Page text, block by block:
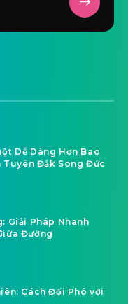
Dễ Dàng Hơn Bao
Tuyên Đắk Song Đức
Giải Pháp Nhanh
Đường
Cách Đối Phó với